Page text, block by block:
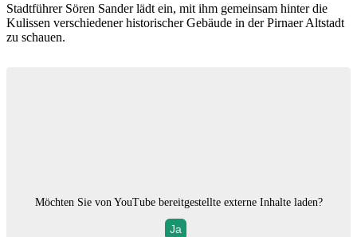
Stadtführer Sören Sander lädt ein, mit ihm gemeinsam hinter die
Kulissen verschiedener historischer Gebäude in der Pirnaer Altstadt
zu schauen.
Möchten Sie von YouTubebereitgestellte externe Inhalte laden?
Ja